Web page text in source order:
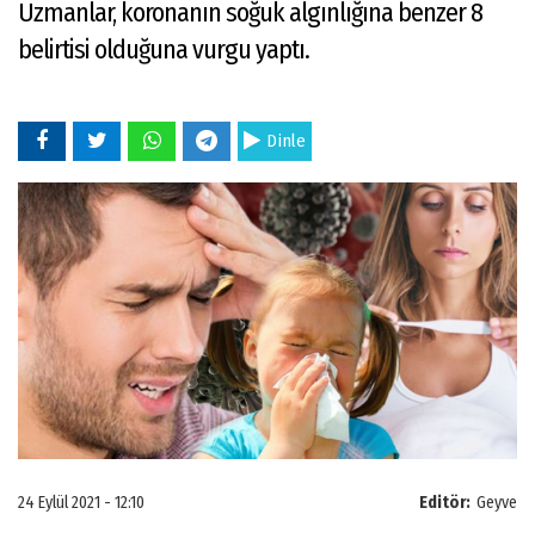
Uzmanlar, koronanın soğuk algınlığına benzer 8
belirtisi olduğuna vurgu yaptı.
Dinle
Editör: Geyve
24 Eylül 2021 - 12:10